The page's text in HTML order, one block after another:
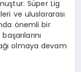
Süper Lig
ve uluslararası
önemli bir
olmaya devam